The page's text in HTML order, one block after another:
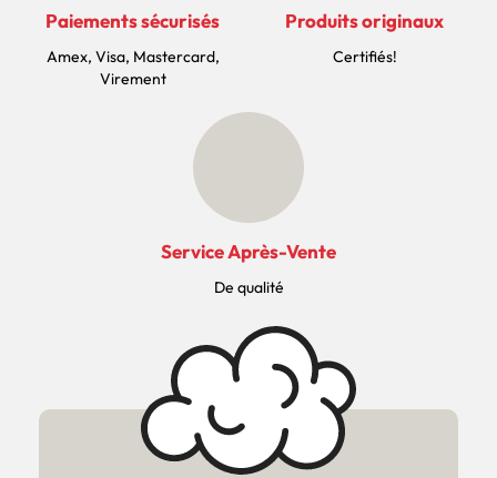
Paiements sécurisés
Amex, Visa, Mastercard,
Virement
Produits originaux
Certifiés!
Service Après-Vente
De qualité